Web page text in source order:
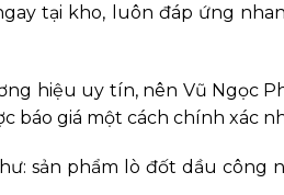
tại kho, luôn đáp ứng
hiệu uy tín, nên Vũ Ngọc
báo giá một cách chính xác
sản phẩm lò đốt dầu công